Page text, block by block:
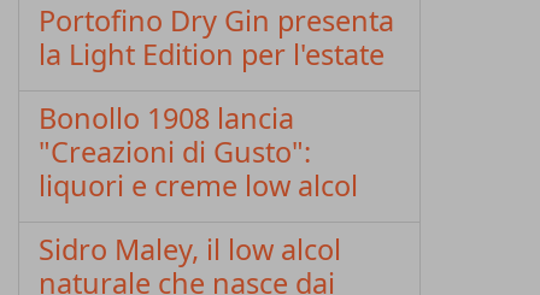
Portofino Dry Gin presenta
la Light Edition per l'estate
Bonollo 1908 lancia
"Creazioni di Gusto":
liquori e creme low alcol
Sidro Maley, il low alcol
naturale che nasce dai